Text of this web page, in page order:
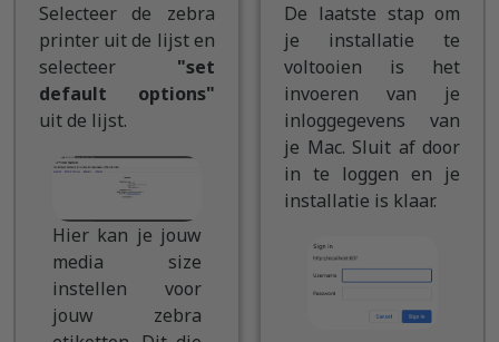
Selecteer de zebra
printer uit de lijst en
selecteer "set
default options"
uit de lijst.
Hier kan je jouw
media size
instellen voor
jouw zebra
De laatste stap om
je installatie te
voltooien is het
invoeren van je
inloggegevens van
je Mac. Sluit af door
in te loggen en je
installatie is klaar.